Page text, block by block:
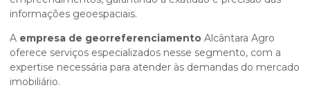
informações geoespaciais.
A empresa de georreferenciamento Alcântara Agro
oferece serviços especializados nesse segmento, com a
expertise necessária para atender às demandas do mercado
imobiliário.